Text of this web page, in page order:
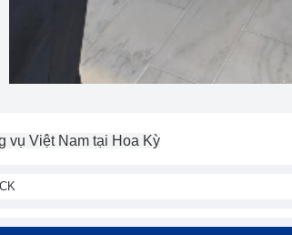
vụ Việt Nam tại Hoa Kỳ